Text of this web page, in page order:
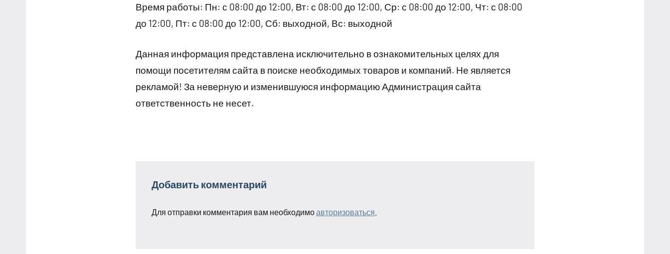
Время работы: Пн: с 08:00 до 12:00, Вт: с 08:00 до 12:00, Ср: с 08:00 до 12:00, Чт: с 08:00
до 12:00, Пт: с 08:00 до 12:00, Сб: выходной, Вс: выходной
Данная информация представлена исключительно в ознакомительных целях для
помощи посетителям сайта в поиске необходимых товаров и компаний. Не является
рекламой! За неверную и изменившуюся информацию Администрация сайта
ответственность не несет.
Добавить комментарий
Для отправки комментария вам необходимоавторизоваться